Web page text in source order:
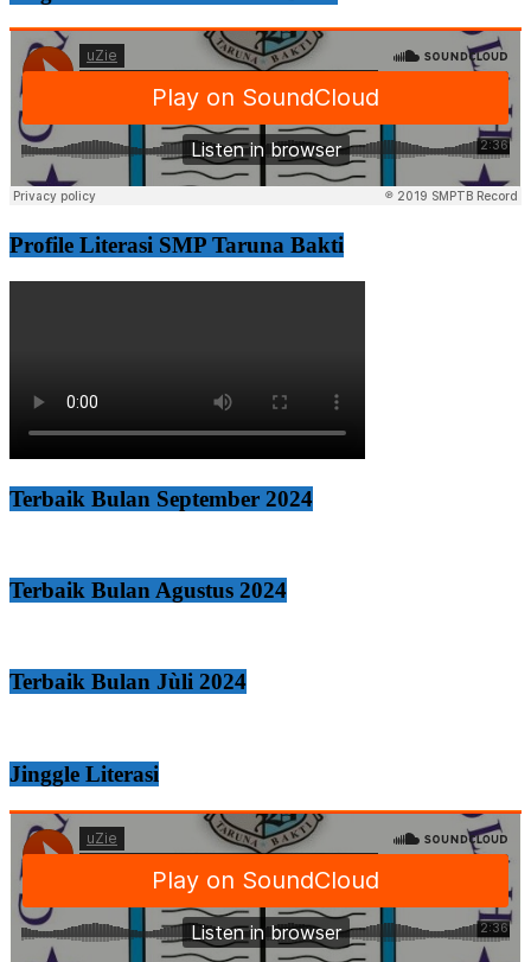
Profile Literasi SMP Taruna Bakti
Terbaik Bulan September 2024
Terbaik Bulan Agustus 2024
Terbaik Bulan Jùli 2024
Jinggle Literasi